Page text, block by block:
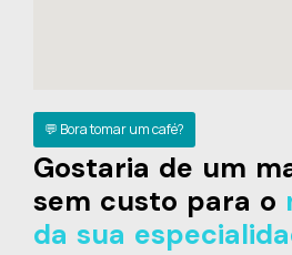
💬 Bora tomar um café?
Gostaria de um
sem custo para o
da sua